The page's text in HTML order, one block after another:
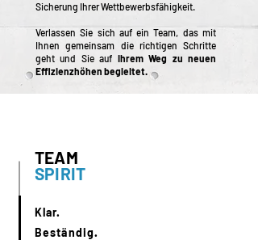
Sicherung Ihrer Wettbewerbsfähigkeit.
Verlassen Sie sich auf ein Team, das mit
Ihnen gemeinsam die richtigen Schritte
geht und Sie auf Ihrem Weg zu neuen
Effizienzhöhen begleitet.
TEAM
SPIRIT
Klar.
Beständig.